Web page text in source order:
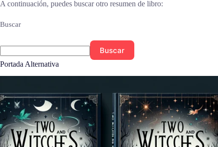
A continuación, puedes buscar otro resumen de libro:
Buscar
Buscar
Portada Alternativa